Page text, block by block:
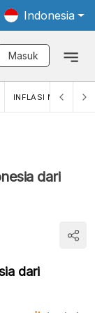
Indonesia
Masuk
INFLASI MOM (MEI)
dari
dari